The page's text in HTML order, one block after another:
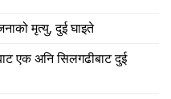
मृत्यु, दुई घाइते
एक अनि सिलगढीबाट दुई